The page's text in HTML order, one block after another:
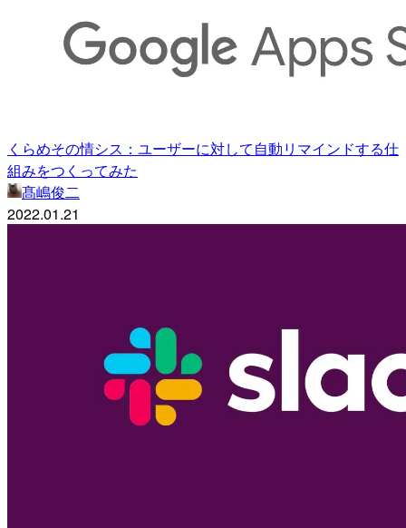
くらめその情シス：ユーザーに対して自動リマインドする仕
組みをつくってみた
髙嶋俊二
2022.01.21